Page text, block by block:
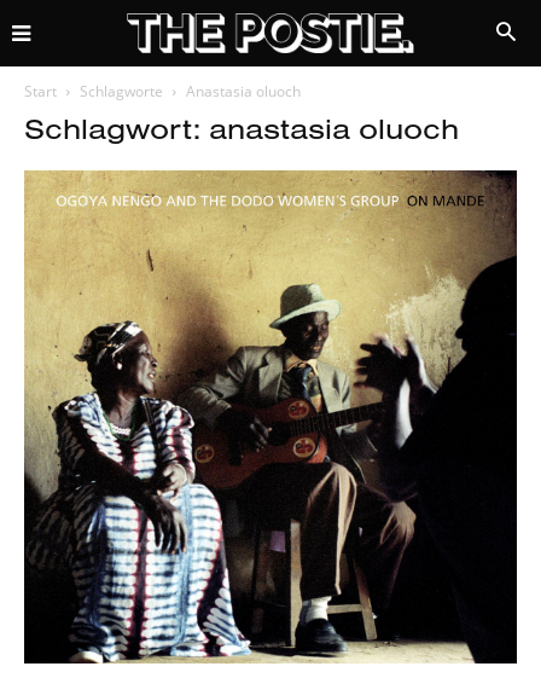
Start Schlagworte Anastasia oluoch
Schlagwort: anastasia oluoch